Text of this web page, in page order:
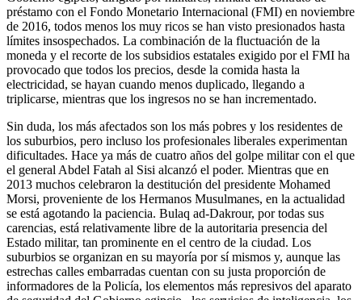
préstamo con el Fondo Monetario Internacional (FMI) en noviembre
de 2016, todos menos los muy ricos se han visto presionados hasta
límites insospechados. La combinación de la fluctuación de la
moneda y el recorte de los subsidios estatales exigido por el FMI ha
provocado que todos los precios, desde la comida hasta la
electricidad, se hayan cuando menos duplicado, llegando a
triplicarse, mientras que los ingresos no se han incrementado.
Sin duda, los más afectados son los más pobres y los residentes de
los suburbios, pero incluso los profesionales liberales experimentan
dificultades. Hace ya más de cuatro años del golpe militar con el que
el general Abdel Fatah al Sisi alcanzó el poder. Mientras que en
2013 muchos celebraron la destitución del presidente Mohamed
Morsi, proveniente de los Hermanos Musulmanes, en la actualidad
se está agotando la paciencia. Bulaq ad-Dakrour, por todas sus
carencias, está relativamente libre de la autoritaria presencia del
Estado militar, tan prominente en el centro de la ciudad. Los
suburbios se organizan en su mayoría por sí mismos y, aunque las
estrechas calles embarradas cuentan con su justa proporción de
informadores de la Policía, los elementos más represivos del aparato